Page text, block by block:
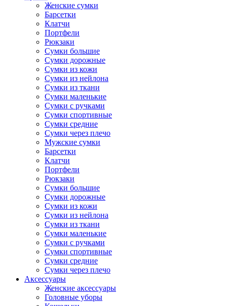
Женские сумки
Барсетки
Клатчи
Портфели
Рюкзаки
Сумки большие
Сумки дорожные
Сумки из кожи
Сумки из нейлона
Сумки из ткани
Сумки маленькие
Сумки с ручками
Сумки спортивные
Сумки средние
Сумки через плечо
Мужские сумки
Барсетки
Клатчи
Портфели
Рюкзаки
Сумки большие
Сумки дорожные
Сумки из кожи
Сумки из нейлона
Сумки из ткани
Сумки маленькие
Сумки с ручками
Сумки спортивные
Сумки средние
Сумки через плечо
Аксессуары
Женские аксессуары
Головные уборы